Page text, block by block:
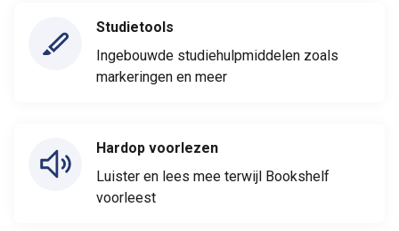
Studietools
Ingebouwde studiehulpmiddelen zoals
markeringen en meer
Hardop voorlezen
Luister en lees mee terwijl Bookshelf
voorleest